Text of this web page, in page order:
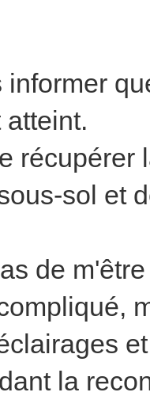
récupérer
sol et
de
la